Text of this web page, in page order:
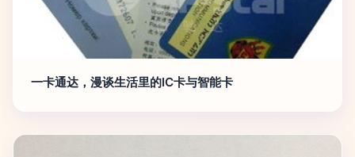
一卡通达，漫谈生活里的IC卡与智能卡